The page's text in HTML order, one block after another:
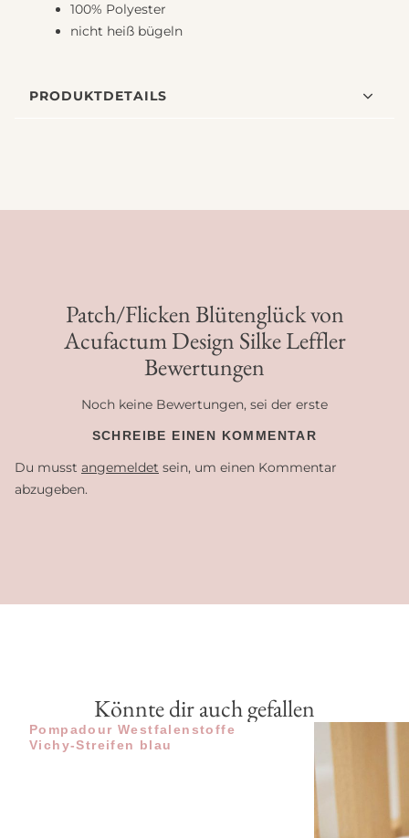
100% Polyester
nicht heiß bügeln
PRODUKTDETAILS
Patch/Flicken Blütenglück von
Acufactum Design Silke Leffler
Bewertungen
Noch keine Bewertungen, sei der erste
SCHREIBE EINEN KOMMENTAR
Du musst angemeldet sein, um einen Kommentar
abzugeben.
Könnte dir auch gefallen
Pompadour Westfalenstoffe
Vichy-Streifen blau